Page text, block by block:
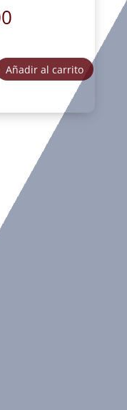
Añadir al carrito